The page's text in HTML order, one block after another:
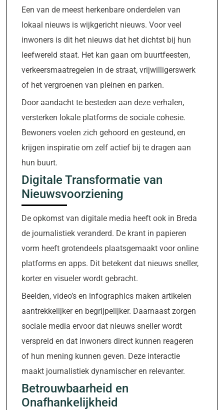
Een van de meest herkenbare onderdelen van
lokaal nieuws is wijkgericht nieuws. Voor veel
inwoners is dit het nieuws dat het dichtst bij hun
leefwereld staat. Het kan gaan om buurtfeesten,
verkeersmaatregelen in de straat, vrijwilligerswerk
of het vergroenen van pleinen en parken.
Door aandacht te besteden aan deze verhalen,
versterken lokale platforms de sociale cohesie.
Bewoners voelen zich gehoord en gesteund, en
krijgen inspiratie om zelf actief bij te dragen aan
hun buurt.
Digitale Transformatie van
Nieuwsvoorziening
De opkomst van digitale media heeft ook in Breda
de journalistiek veranderd. De krant in papieren
vorm heeft grotendeels plaatsgemaakt voor online
platforms en apps. Dit betekent dat nieuws sneller,
korter en visueler wordt gebracht.
Beelden, video’s en infographics maken artikelen
aantrekkelijker en begrijpelijker. Daarnaast zorgen
sociale media ervoor dat nieuws sneller wordt
verspreid en dat inwoners direct kunnen reageren
of hun mening kunnen geven. Deze interactie
maakt journalistiek dynamischer en relevanter.
Betrouwbaarheid en
Onafhankelijkheid